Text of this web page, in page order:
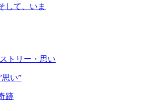
して、いま
トリー・思い
い”
跡